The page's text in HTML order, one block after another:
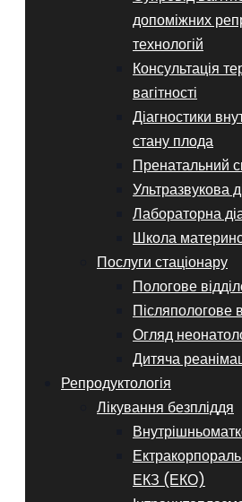
допоміжних
технологій
Консультація
вагітності
Діагностики
стану плода
Пренатальний
Ультразвукова
Лабораторна
Школа
Послуги стаціонару
Пологове
Післяпологове
Огляд
Дитяча
Репродуктологія
Лікування безпліддя
ЕКЗ (ЕКО)